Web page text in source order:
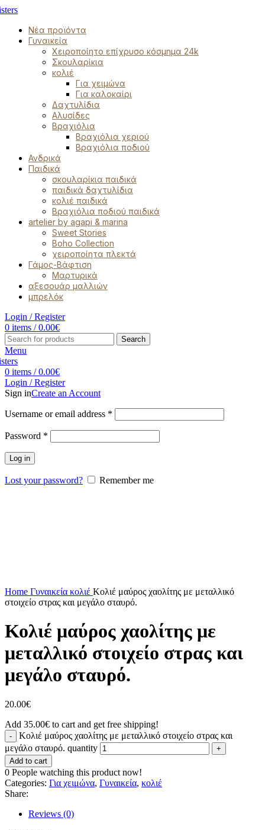
Νέα προϊόντα
Γυναικεία
Χειροποίητο επίχρυσο κόσμημα 24k
Σκουλαρίκια
κολιέ
Για χειμώνα
Για καλοκαίρι
Δαχτυλίδια
Αλυσίδες
Βραχιόλια
Βραχιόλια χεριού
Βραχιόλια ποδιού
Ανδρικά
Παιδικά
σκουλαρίκια παιδικά
παιδικά δαχτυλίδια
κολιέ παιδικά
Βραχιόλια ποδιού παιδικά
artelier by agapi & marina
Sweet Stories
Boho Collection
χειροποίητα πλεκτά
Γάμος-Βάφτιση
Μαρτυρικά
αξεσουάρ μαλλιών
μπρελόκ
Login / Register
0 items / 0.00€
Search
Menu
0 items / 0.00€
Login / Register
Sign inCreate an Account
Username or email address *
Password *
Log in
Lost your password? Remember me
Home Γυναικεία κολιέ Κολιέ μαύρος χαολίτης με μεταλλικό
στοιχείο στρας και μεγάλο σταυρό.
Κολιέ μαύρος χαολίτης με
μεταλλικό στοιχείο στρας και
μεγάλο σταυρό.
20.00€
Add 35.00€ to cart and get free shipping!
Κολιέ μαύρος χαολίτης με μεταλλικό στοιχείο στρας και
μεγάλο σταυρό. quantity
Add to cart
0 People watching this product now!
Categories: Για χειμώνα, Γυναικεία, κολιέ
Share:
Reviews (0)